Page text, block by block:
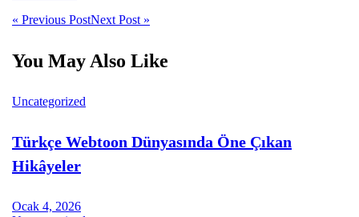
« Previous PostNext Post »
You May Also Like
Uncategorized
Türkçe Webtoon Dünyasında Öne Çıkan
Hikâyeler
Ocak 4, 2026